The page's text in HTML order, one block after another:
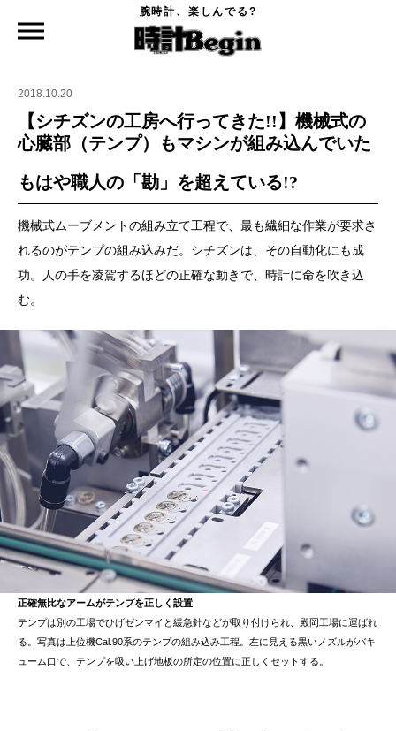
腕時計、楽しんでる?
【シチズンの工房へ行ってきた!!】機械式の心臓部（テンプ）もマシンが組み込んでい
2018.10.20
【シチズンの工房へ行ってきた!!】機械式の
心臓部（テンプ）もマシンが組み込んでいた
もはや職人の「勘」を超えている!?
機械式ムーブメントの組み立て工程で、最も繊細な作業が要求さ
れるのがテンプの組み込みだ。シチズンは、その自動化にも成
功。人の手を凌駕するほどの正確な動きで、時計に命を吹き込
む。
正確無比なアームがテンプを正しく設置
テンプは別の工場でひげゼンマイと緩急針などが取り付けられ、殿岡工場に運ばれ
る。写真は上位機Cal.90系のテンプの組み込み工程。左に見える黒いノズルがバキ
ューム口で、テンプを吸い上げ地板の所定の位置に正しくセットする。